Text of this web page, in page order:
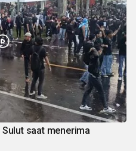
Sulut saat menerima